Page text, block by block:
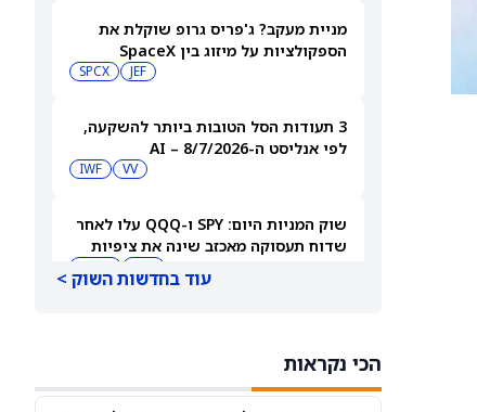
מניית מעקב? ג'פריס גרופ שוקלת את
הספקולציות על מיזוג בין SpaceX
JEF
SPCX
3 תעודות הסל הטובות ביותר להשקעה,
לפי אנליסט ה-AI – 8/7/2026
VV
IWF
שוק המניות היום: SPY ו-QQQ עלו לאחר
שדוח תעסוקה מאכזב שינה את ציפיות
עוד בחדשות השוק >
הכי נקראות